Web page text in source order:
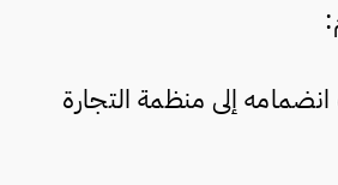
إلى منظمة التجارة